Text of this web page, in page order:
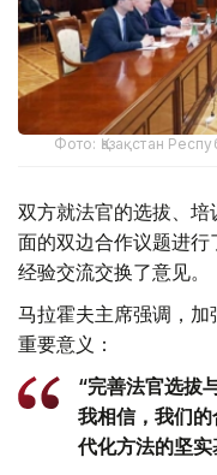
Фото: Қазақстан
双方就法官的选拔、
面的双边合作议题进
经验交流交换了意见。
马拉霍夫主席强调，
重要意义：
“完善法官选拔
我相信，我们
代化方法的坚实